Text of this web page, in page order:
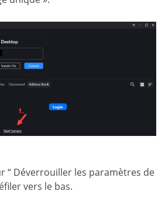
“ Déverrouiller les paramètres de
vers le bas.